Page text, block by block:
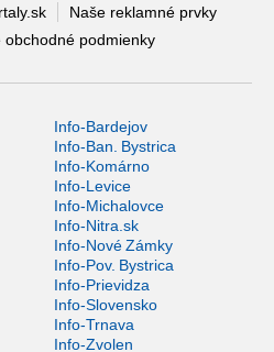
Naše reklamné prvky
obchodné podmienky
Info-Bardejov
Info-Ban. Bystrica
Info-Komárno
Info-Levice
Info-Michalovce
Info-Nitra.sk
Info-Nové Zámky
Info-Pov. Bystrica
Info-Prievidza
Info-Slovensko
Info-Trnava
Info-Zvolen